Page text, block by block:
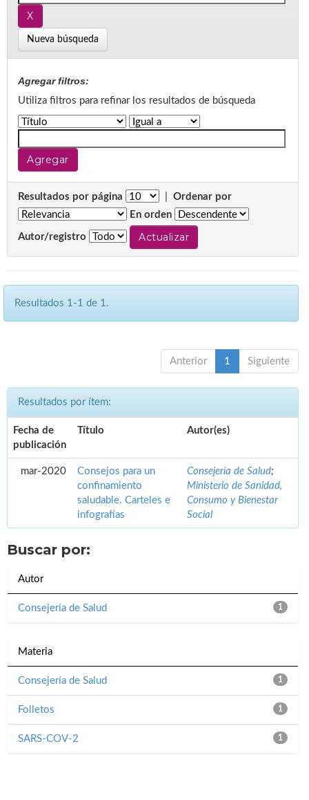
Nueva búsqueda
Agregar filtros:
Utiliza filtros para refinar los resultados de búsqueda
Resultados por página
Ordenar por
En orden
Autor/registro
Resultados 1-1 de 1.
Anterior 1 Siguiente
Resultados por ítem:
Fecha de
publicación
Título Autor(es)
mar-2020
Consejos para un
confinamiento
saludable. Carteles e
infografías
Consejería de Salud;
Ministerio de Sanidad,
Consumo y Bienestar
Social
Buscar por:
Autor
1
Consejería de Salud
Materia
1
Consejería de Salud
1
Folletos
1
SARS-COV-2